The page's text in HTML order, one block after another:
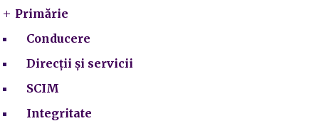
Primărie
Conducere
Direcții și servicii
SCIM
Integritate